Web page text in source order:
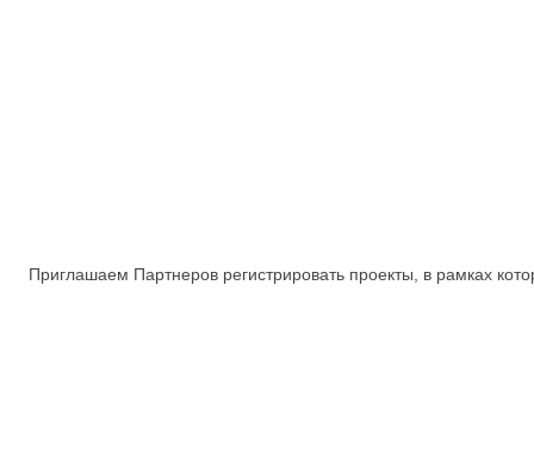
Приглашаем Партнеров регистрировать проекты, в рамках